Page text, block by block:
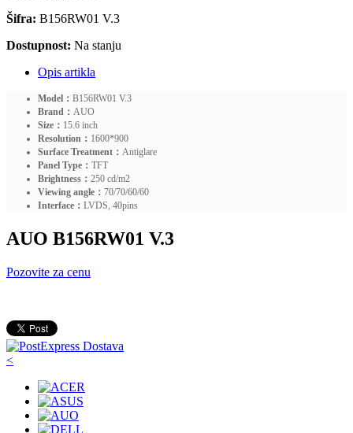
Šifra: B156RW01 V.3
Dostupnost: Na stanju
Opis artikla
Model： B156RW01 V.3
Brand： AUO
Size： 15.6 inch
Resolution： 1600*900
Surface Treatment： Antiglare
Panel Type： TFT
Brightness： 250 cd/m2
Viewing angle： 70/70/60/60
Interface： LVDS, 40pins
AUO B156RW01 V.3
Pozovite za cenu
<